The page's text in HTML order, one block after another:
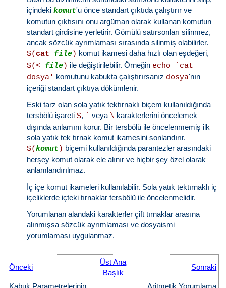
içindekikomut'u önce standart çıktıda çalıştırır ve
komutun çıktısını onu argüman olarak kullanan komutun
standart girdisine yerletirir. Gömülü satırsonları silinmez,
ancak sözcük ayrımlaması sırasında silinmiş olabilirler.
$(cat file) komut ikamesi daha hızlı olan eşdeğeri,
$(< file) ile değiştirilebilir. Örneğin echo `cat
dosya' komutunu kabukta çalıştırırsanız dosya'nın
içeriği standart çıktıya dökümlenir.
Eski tarz olan sola yatık tektırnaklı biçem kullanıldığında
tersbölü işareti$, ` veya \ karakterlerini öncelemek
dışında anlamını korur. Bir tersbölü ile öncelenmemiş ilk
sola yatık tek tırnak komut ikamesini sonlandırır.
$(komut ) biçemi kullanıldığında parantezler arasındaki
herşey komut olarak ele alınır ve hiçbir şey özel olarak
anlamlandırılmaz.
İç içe komut ikameleri kullanılabilir. Sola yatık tektırnaklı iç
içeliklerde içteki tırnaklar tersbölü ile öncelenmelidir.
Yorumlanan alandaki karakterler çift tırnaklar arasına
alınmışsa sözcük ayrımlaması ve dosyaismi
yorumlaması uygulanmaz.
Önceki
Üst Ana
Başlık
Sonraki
Kabuk Parametrelerinin Aritmetik Yorumlama